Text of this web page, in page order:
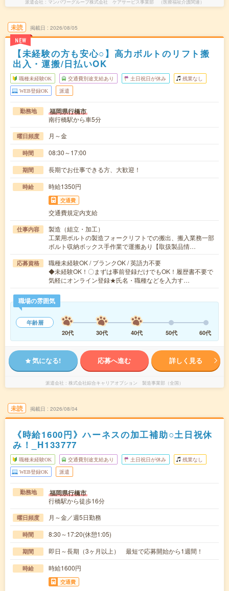
派遣会社 マンパワーグループ株式会社 ケアサービス事業部 （医療福祉介護関連）
未読
NEW
掲載日 2026/08/05
【未経験の方も安心○】高力ボルトのリフト搬
出入・運搬/日払いOK
職種未経験OK 交通費別途支給あり 土日祝日が休み 残業なし
WEB登録OK 派遣
勤務地 福岡県行橋市
南行橋駅から車5分
曜日頻度 月～金
時間 08:30～17:00
期間 長期でお仕事できる方、大歓迎！
時給 時給1350円
交通費
交通費規定内支給
仕事内容
製造（組立・加工）
工業用ボルトの製造フォークリフトでの搬出、搬入業務一部
ボルト収納ボックス手作業で運搬あり【取扱製品情…
応募資格
職種未経験OK / ブランクOK / 英語力不要
◆未経験OK！〇まずは事前登録だけでもOK！履歴書不要で
気軽にオンライン登録★氏名・職種などを入力す…
職場の雰囲気
年齢層
20代
30代 40代 50代 60代
気になる! 応募へ進む 詳しく見る
派遣会社 株式会社綜合キャリアオプション 製造事業部（全国）
未読 掲載日 2026/08/04
《時給1600円》ハーネスの加工補助○土日祝休
み！_H133777
職種未経験OK 交通費別途支給あり 土日祝日が休み 残業なし
WEB登録OK 派遣
勤務地 福岡県行橋市
行橋駅から徒歩16分
曜日頻度 月～金／週5日勤務
時間 8:30～17:20(休憩1:05)
期間 即日～長期（3ヶ月以上） 最短で応募開始から1週間！
時給 時給1600円
交通費